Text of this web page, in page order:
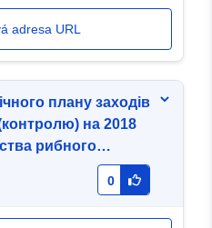
adresa URL
плану заходів
на 2018
рибного
0